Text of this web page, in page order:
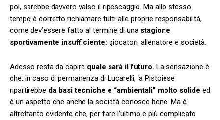
poi, sarebbe davvero valso il ripescaggio. Ma allo stesso
tempo è corretto richiamare tutti alle proprie responsabilità,
come dev’essere fatto al termine di una stagione
sportivamente insufficiente: giocatori, allenatore e società.
Adesso resta da capire quale sarà il futuro. La sensazione è
che, in caso di permanenza di Lucarelli, la Pistoiese
ripartirebbe da basi tecniche e “ambientali” molto solide ed
è un aspetto che anche la società conosce bene. Ma è
altrettanto evidente che, per fare l’ultimo e più complicato